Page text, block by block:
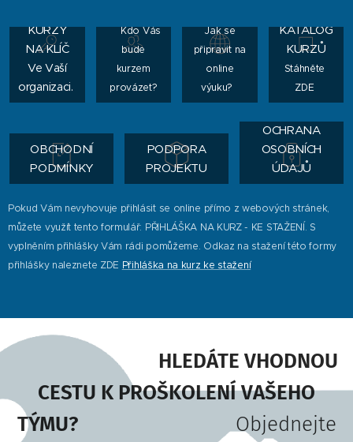
KURZY
NA KLÍČ
Ve Vaší
organizaci.
Kdo Vás
bude
kurzem
provázet?
Jak se
připravit na
online
výuku?
KATALOG
KURZŮ
Stáhněte
ZDE
OBCHODNÍ
PODMÍNKY
PODPORA
PROJEKTU
OCHRANA
OSOBNÍCH
ÚDAJŮ
Pokud Vám nevyhovuje přihlásit se online přímo z webových stránek,
můžete využít tento formulář: PŘIHLÁŠKA NA KURZ - KE STAŽENÍ. S
vyplněním přihlášky Vám rádi pomůžeme. Odkaz na stažení této formy
přihlášky naleznete ZDE Přihláška na kurz ke stažení
HLEDÁTE VHODNOU
CESTU K PROŠKOLENÍ VAŠEHO
TÝMU?
Objednejte